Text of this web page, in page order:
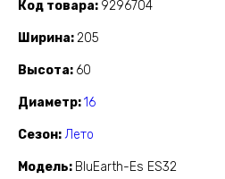
Код товара 9296704
Ширина 205
Высота 60
Диаметр 16
Сезон Лето
Модель BluEarth-Es ES32